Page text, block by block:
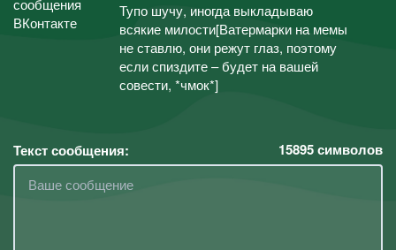
Тупо шучу, иногда выкладываю
всякие милости[Ватермарки на мемы
не ставлю, они режут глаз, поэтому
если спиздите – будет на вашей
совести, *чмок*]
Текст сообщения: 15895символов